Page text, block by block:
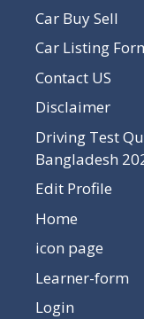
Car Buy Sell
Car Listing
Contact US
Disclaimer
Driving Test
Bangladesh
Edit Profile
Home
icon page
Learner-form
Login